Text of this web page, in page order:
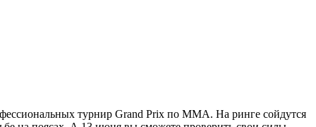
турнир Grand Prix по ММА. На ринге сойдутся